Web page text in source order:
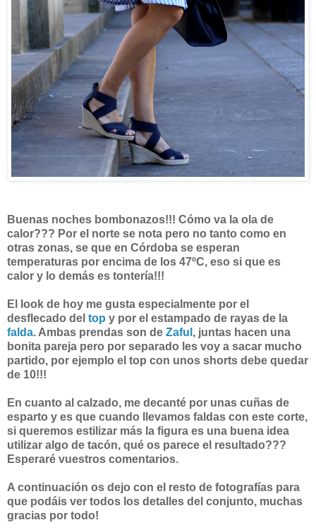
Buenas noches bombonazos!!! Cómo va la ola de
calor??? Por el norte se nota pero no tanto como en
otras zonas, se que en Córdoba se esperan
temperaturas por encima de los 47ºC, eso si que es
calor y lo demás es tontería!!!
El look de hoy me gusta especialmente por el
desflecado del top y por el estampado de rayas de la
falda. Ambas prendas son de Zaful , juntas hacen una
bonita pareja pero por separado les voy a sacar mucho
partido, por ejemplo el top con unos shorts debe quedar
de 10!!!
En cuanto al calzado, me decanté por unas cuñas de
esparto y es que cuando llevamos faldas con este corte,
si queremos estilizar más la figura es una buena idea
utilizar algo de tacón, qué os parece el resultado???
Esperaré vuestros comentarios.
A continuación os dejo con el resto de fotografías para
que podáis ver todos los detalles del conjunto, muchas
gracias por todo!